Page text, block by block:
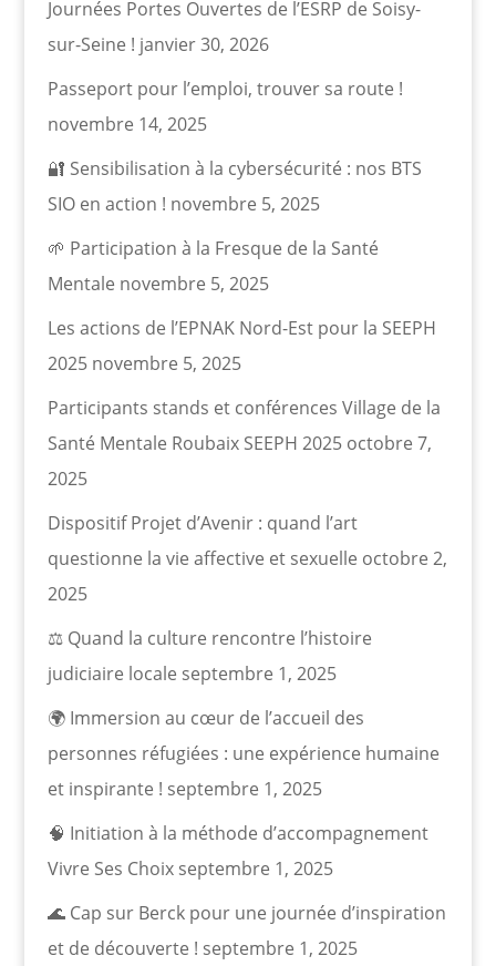
Journées Portes Ouvertes de l’ESRP de Soisy-
sur-Seine ! janvier 30, 2026
Passeport pour l’emploi, trouver sa route !
novembre 14, 2025
🔐 Sensibilisation à la cybersécurité : nos BTS
SIO en action ! novembre 5, 2025
🌱 Participation à la Fresque de la Santé
Mentale novembre 5, 2025
Les actions de l’EPNAK Nord-Est pour la SEEPH
2025 novembre 5, 2025
Participants stands et conférences Village de la
Santé Mentale Roubaix SEEPH 2025 octobre 7,
2025
Dispositif Projet d’Avenir : quand l’art
questionne la vie affective et sexuelle octobre 2,
2025
⚖️ Quand la culture rencontre l’histoire
judiciaire locale septembre 1, 2025
🌍 Immersion au cœur de l’accueil des
personnes réfugiées : une expérience humaine
et inspirante ! septembre 1, 2025
🧠 Initiation à la méthode d’accompagnement
Vivre Ses Choix septembre 1, 2025
🌊 Cap sur Berck pour une journée d’inspiration
et de découverte ! septembre 1, 2025